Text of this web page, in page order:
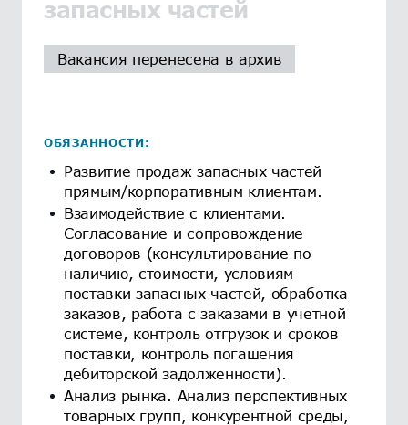
запасных частей
Вакансия перенесена в архив
ОБЯЗАННОСТИ:
Развитие продаж запасных частей
прямым/корпоративным клиентам.
Взаимодействие с клиентами.
Согласование и сопровождение
договоров (консультирование по
наличию, стоимости, условиям
поставки запасных частей, обработка
заказов, работа с заказами в учетной
системе, контроль отгрузок и сроков
поставки, контроль погашения
дебиторской задолженности).
Анализ рынка. Анализ перспективных
товарных групп, конкурентной среды,